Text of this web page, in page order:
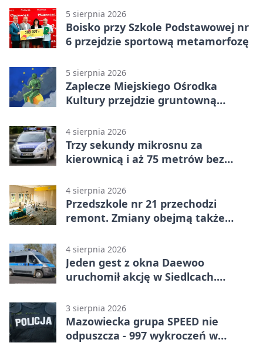
5 sierpnia 2026
Boisko przy Szkole Podstawowej nr
6 przejdzie sportową metamorfozę
5 sierpnia 2026
Zaplecze Miejskiego Ośrodka
Kultury przejdzie gruntowną
4 sierpnia 2026
Trzy sekundy mikrosnu za
kierownicą i aż 75 metrów bez
4 sierpnia 2026
Przedszkole nr 21 przechodzi
remont. Zmiany obejmą także
4 sierpnia 2026
Jeden gest z okna Daewoo
uruchomił akcję w Siedlcach.
3 sierpnia 2026
Mazowiecka grupa SPEED nie
odpuszcza - 997 wykroczeń w